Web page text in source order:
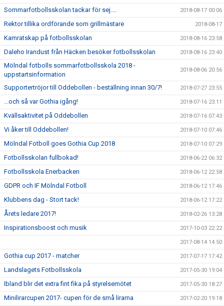
Sommarfotbollsskolan tackar för sej.... 2018-08-17 00:06
Rektor tillika ordförande som grillmästare 2018-08-17
Kamratskap på fotbollsskolan 2018-08-16 23:58
Daleho Irandust från Häcken besöker fotbollsskolan 2018-08-16 23:40
Mölndal fotbolls sommarfotbollsskola 2018 -
uppstartsinformation
2018-08-06 20:56
Supportertröjor till Oddebollen - beställning innan 30/7! 2018-07-27 23:55
...och så var Gothia igång! 2018-07-16 23:11
Kvällsaktivitet på Oddebollen 2018-07-16 07:43
Vi åker till Oddebollen! 2018-07-10 07:46
Mölndal Fotboll goes Gothia Cup 2018 2018-07-10 07:29
Fotbollsskolan fullbokad! 2018-06-22 06:32
Fotbollsskola Enerbacken 2018-06-12 22:58
GDPR och IF Mölndal Fotboll 2018-06-12 17:46
Klubbens dag - Stort tack! 2018-06-12 17:22
Årets ledare 2017! 2018-02-26 13:28
Inspirationsboost och musik 2017-10-03 22:22
2017-08-14 14:50
Gothia cup 2017 - matcher 2017-07-17 17:42
Landslagets Fotbollsskola 2017-05-30 19:04
Ibland blir det extra fint fika på styrelsemötet 2017-05-30 18:27
Minilirarcupen 2017- cupen för de små lirarna 2017-02-20 19:18